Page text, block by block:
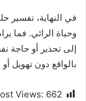
في النهاية، تفسير
وحياة الرائي. فما
إلى تحذير أو حاجة
بالواقع دون تهويل
Views: 662